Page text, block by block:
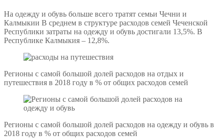
На одежду и обувь больше всего тратят семьи Чечни и
Калмыкии В среднем в структуре расходов семей Чеченской
Республики затраты на одежду и обувь достигали 13,5%. В
Республике Калмыкия – 12,8%.
Регионы с самой большой долей расходов на отдых и
путешествия в 2018 году в % от общих расходов семей
Регионы с самой большой долей расходов на одежду и обувь в
2018 году в % от общих расходов семей